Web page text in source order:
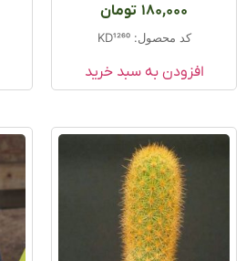
5.00
180,000 تومان
کد محصول: KD1260
افزودن به سبد خرید